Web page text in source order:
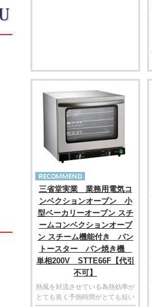
三省堂実業 業務用電気コ
ンベクションオーブン 小
型ベーカリーオーブン スチ
ームコンベクションオーブ
ン スチーム機能付き パン
トースター パン焼き機
単相200V STTE66F【代引
不可】
熱風を対流させている為熱効率が
とても良く予熱時間がとても短い